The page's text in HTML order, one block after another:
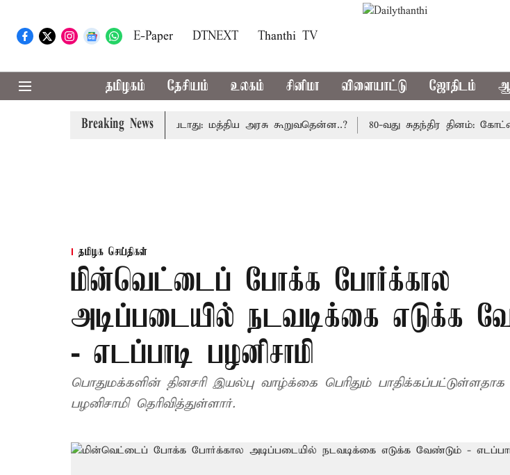
E-Paper DTNEXT Thanthi TV
தமிழகம் தேசியம் உலகம் சினிமா விளையாட்டு ஜோதிடம்
Breaking News
கட்டணம் வசூலிக்கப்படாது: மத்திய அரசு கூறுவதென்ன..? 80-வது சுதந்திர தினம்: கோட்டை
தமிழக செய்திகள்
மின்வெட்டைப் போக்க போர்க்கால
அடிப்படையில் நடவடிக்கை எடுக்க
- எடப்பாடி பழனிசாமி
பொதுமக்களின் தினசரி இயல்பு வாழ்க்கை பெரிதும் பாதிக்கப்பட்டுள்ளதாக
பழனிசாமி தெரிவித்துள்ளார்.